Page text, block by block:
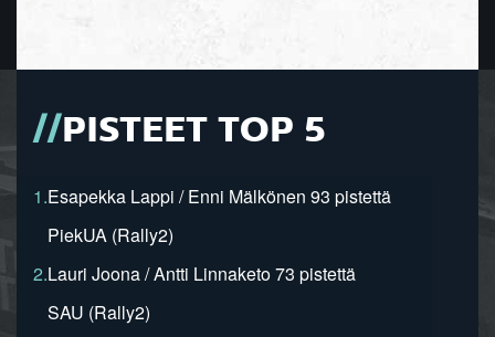
PISTEET TOP 5
1.Esapekka Lappi / Enni Mälkönen 93 pistettä
PiekUA (Rally2)
2.Lauri Joona / Antti Linnaketo 73 pistettä
SAU (Rally2)